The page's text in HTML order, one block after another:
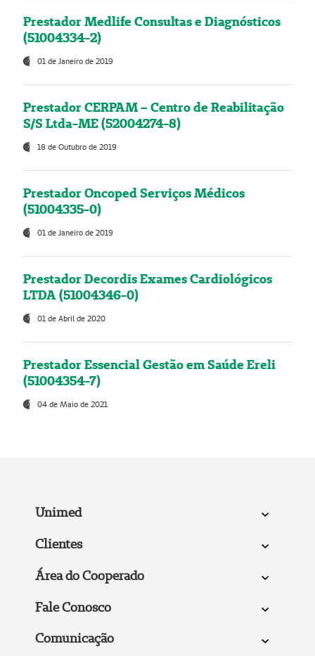
Prestador Medlife Consultas e Diagnósticos
(51004334-2)
01 de Janeiro de 2019
Prestador CERPAM – Centro de Reabilitação
S/S Ltda-ME (52004274-8)
18 de Outubro de 2019
Prestador Oncoped Serviços Médicos
(51004335-0)
01 de Janeiro de 2019
Prestador Decordis Exames Cardiológicos
LTDA (51004346-0)
01 de Abril de 2020
Prestador Essencial Gestão em Saúde Ereli
(51004354-7)
04 de Maio de 2021
Unimed
Clientes
Área do Cooperado
Fale Conosco
Comunicação